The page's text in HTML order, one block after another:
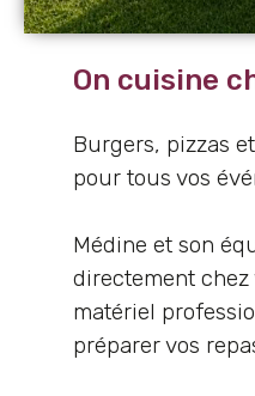
On cuisine
Burgers, pizzas
pour tous vos
Médine et son
directement
matériel
préparer vos